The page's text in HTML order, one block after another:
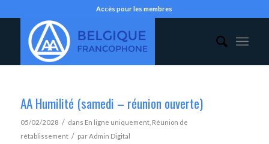
Accès pour les membres
AA Humilité (samedi – réunion ouverte)
05/02/2028 / dans En ligne uniquement, Réunion de
rétablissement / parAdmin Digital